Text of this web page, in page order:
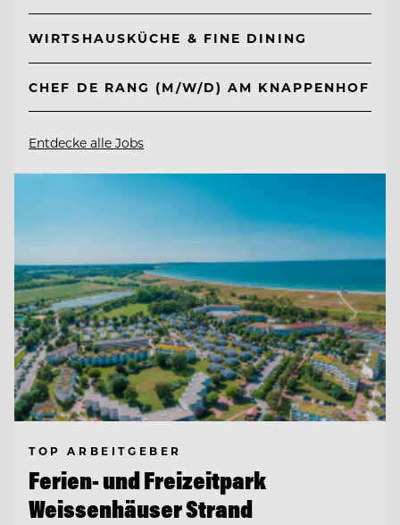
WIRTSHAUSKÜCHE & FINE DINING
CHEF DE RANG (M/W/D) AM KNAPPENHOF
Entdecke alle Jobs
TOP ARBEITGEBER
Ferien- und Freizeitpark
Weissenhäuser Strand